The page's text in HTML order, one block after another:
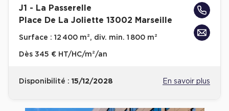
Achat de Bureaux à Rennes
Bureaux certifiés - Environnement
J1 - La Passerelle
Place De La Joliette 13002 Marseille
Surface : 12 400 m², div. min. 1 800 m²
Dès 345 € HT/HC/m²/an
Disponibilité : 15/12/2028 En savoir plus